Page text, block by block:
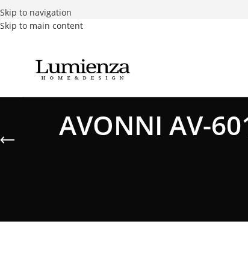
Skip to navigation
Skip to main content
AVONNI AV-